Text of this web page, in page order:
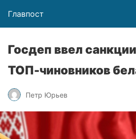
Главпост
Госдеп ввел
ТОП-чиновников
Петр Юрьев